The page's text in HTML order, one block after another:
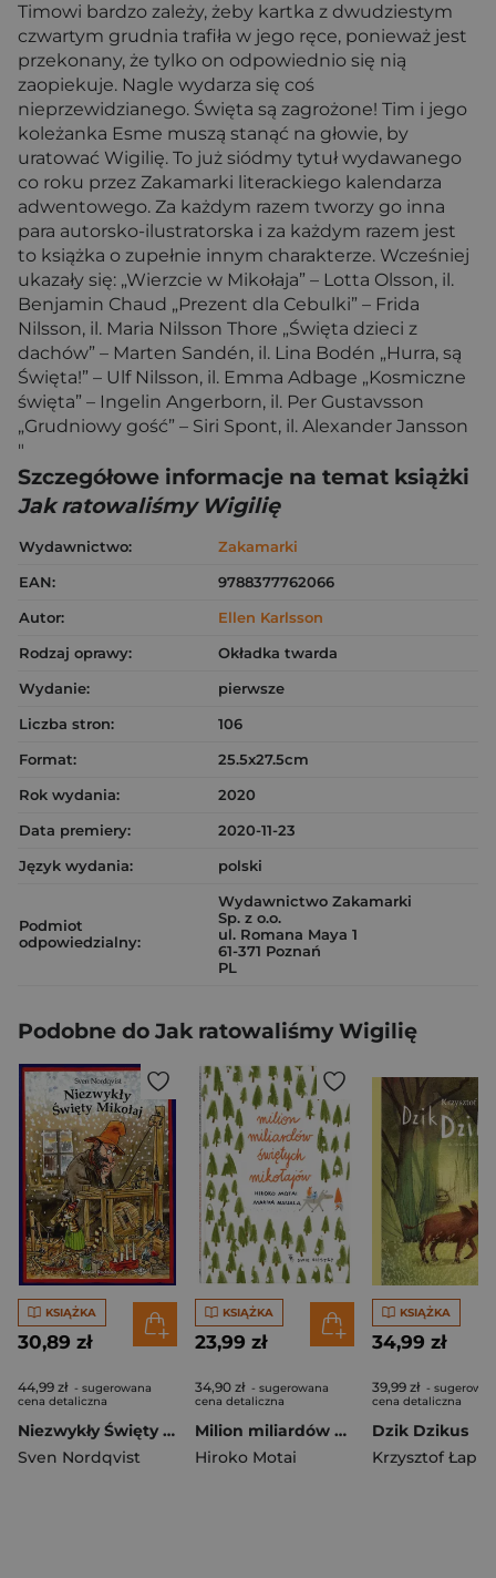
Timowi bardzo zależy, żeby kartka z dwudziestym
czwartym grudnia trafiła w jego ręce, ponieważ jest
przekonany, że tylko on odpowiednio się nią
zaopiekuje. Nagle wydarza się coś
nieprzewidzianego. Święta są zagrożone! Tim i jego
koleżanka Esme muszą stanąć na głowie, by
uratować Wigilię. To już siódmy tytuł wydawanego
co roku przez Zakamarki literackiego kalendarza
adwentowego. Za każdym razem tworzy go inna
para autorsko-ilustratorska i za każdym razem jest
to książka o zupełnie innym charakterze. Wcześniej
ukazały się: „Wierzcie w Mikołaja” – Lotta Olsson, il.
Benjamin Chaud „Prezent dla Cebulki” – Frida
Nilsson, il. Maria Nilsson Thore „Święta dzieci z
dachów” – Marten Sandén, il. Lina Bodén „Hurra, są
Święta!” – Ulf Nilsson, il. Emma Adbage „Kosmiczne
święta” – Ingelin Angerborn, il. Per Gustavsson
„Grudniowy gość” – Siri Spont, il. Alexander Jansson
"
Szczegółowe informacje na temat książki
Jak ratowaliśmy Wigilię
Wydawnictwo:
Zakamarki
EAN:
9788377762066
Autor:
Ellen Karlsson
Rodzaj oprawy:
Okładka twarda
Wydanie:
pierwsze
Liczba stron:
106
Format:
25.5x27.5cm
Rok wydania:
2020
Data premiery:
2020-11-23
Język wydania:
polski
Podmiot
odpowiedzialny:
Wydawnictwo Zakamarki
Sp. z o.o.
ul. Romana Maya 1
61-371 Poznań
PL
Podobne do Jak ratowaliśmy Wigilię
KSIĄŻKA
30,89 zł
44,99 zł - sugerowana
cena detaliczna
Niezwykły Święty Mikołaj
Sven Nordqvist
KSIĄŻKA
23,99 zł
34,90 zł - sugerowana
cena detaliczna
Milion miliardów Świętych Mikołajów
Hiroko Motai
KSIĄŻKA
34,99 zł
39,99 zł -
cena detaliczna
Dzik Dzikus
Krzysztof